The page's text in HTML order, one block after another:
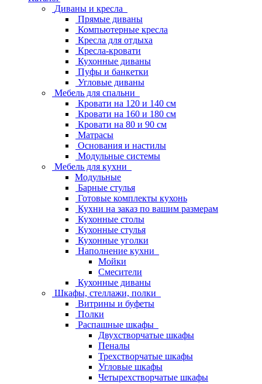
Диваны и кресла
Прямые диваны
Компьютерные кресла
Кресла для отдыха
Кресла-кровати
Кухонные диваны
Пуфы и банкетки
Угловые диваны
Мебель для спальни
Кровати на 120 и 140 см
Кровати на 160 и 180 см
Кровати на 80 и 90 см
Матрасы
Основания и настилы
Модульные системы
Мебель для кухни
Модульные
Барные стулья
Готовые комплекты кухонь
Кухни на заказ по вашим размерам
Кухонные столы
Кухонные стулья
Кухонные уголки
Наполнение кухни
Мойки
Смесители
Кухонные диваны
Шкафы, стеллажи, полки
Витрины и буфеты
Полки
Распашные шкафы
Двухстворчатые шкафы
Пеналы
Трехстворчатые шкафы
Угловые шкафы
Четырехстворчатые шкафы